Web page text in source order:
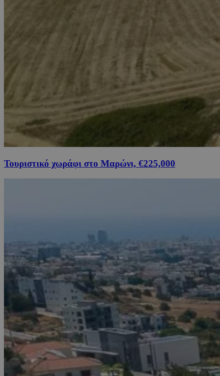
Τουριστικό χωράφι στο Μαρώνι, €225,000